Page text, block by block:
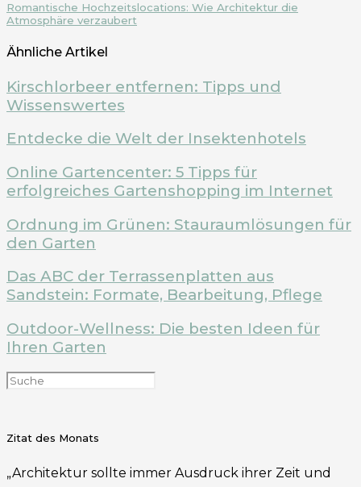
Romantische Hochzeitslocations: Wie Architektur die
Atmosphäre verzaubert
Ähnliche Artikel
Kirschlorbeer entfernen: Tipps und
Wissenswertes
Entdecke die Welt der Insektenhotels
Online Gartencenter: 5 Tipps für
erfolgreiches Gartenshopping im Internet
Ordnung im Grünen: Stauraumlösungen für
den Garten
Das ABC der Terrassenplatten aus
Sandstein: Formate, Bearbeitung, Pflege
Outdoor-Wellness: Die besten Ideen für
Ihren Garten
Zitat des Monats
„Architektur sollte immer Ausdruck ihrer Zeit und